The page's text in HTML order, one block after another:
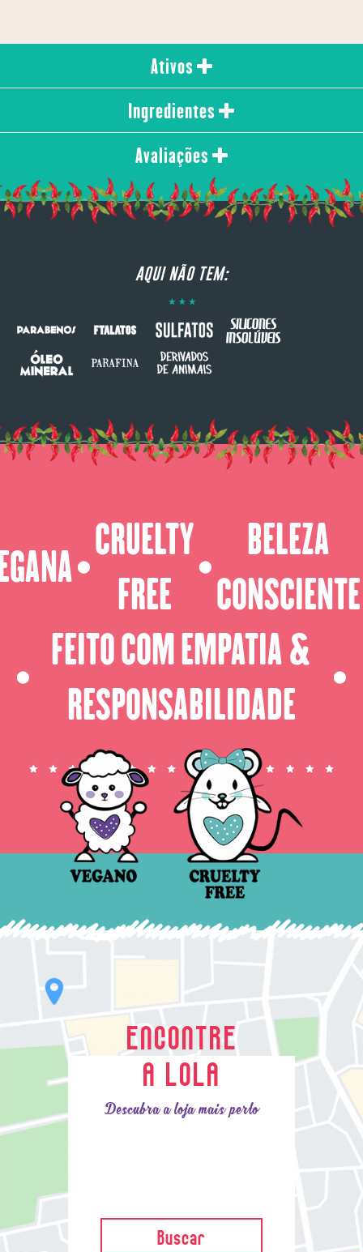
Ativos
Ingredientes
Avaliações
AQUI NÃO TEM:
⬤
CRUELTY
FREE
⬤
BELEZA
CONSCIENTE
⬤
FEITO COM EMPATIA &
RESPONSABILIDADE
⬤
ENCONTRE
A LOLA
Descubra a loja mais perto
Buscar